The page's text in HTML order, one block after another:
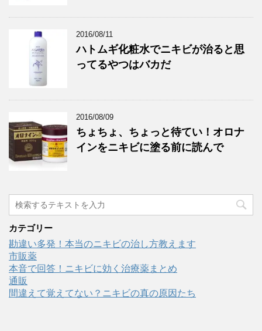
2016/08/11
ハトムギ化粧水でニキビが治ると思
ってるやつはバカだ
2016/08/09
ちょちょ、ちょっと待てい！オロナ
インをニキビに塗る前に読んで
カテゴリー
勘違い多発！本当のニキビの治し方教えます
市販薬
本音で回答！ニキビに効く治療薬まとめ
通販
間違えて覚えてない？ニキビの真の原因たち